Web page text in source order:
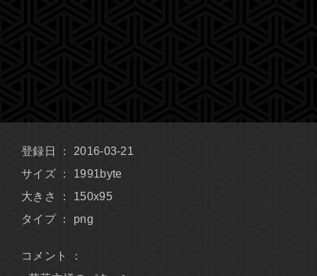
登録日 ： 2016-03-21
サイズ ： 1991byte
大きさ ： 150x95
タイプ ： png
コメント ：